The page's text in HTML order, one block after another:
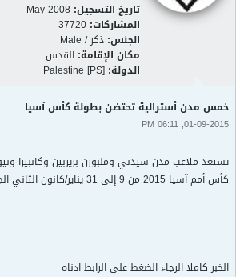
تاريخ التسجيل: May 2008
المشاركات: 37720
الجنس: ذكر / Male
مكان الإقامة: القدس
الدولة: Palestine [PS]
خمس مدن أسترالية تحتضن بطولة كأس آسيا
01-09-2015, 06:11 PM
تستعد ملاعب مدن سيدني وملبورن بريزبين وكانبيرا
كأس أمم آسيا 2015 من 9 إلى 31 يناير/كانون الثاني الجاري.
الخبر كاملا الرجاء الضغط على الرابط ادناه